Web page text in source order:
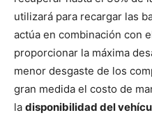
utilizará para recargar las
actúa en combinación con
proporcionar la máxima
menor desgaste de los
gran medida el costo de
la disponibilidad del